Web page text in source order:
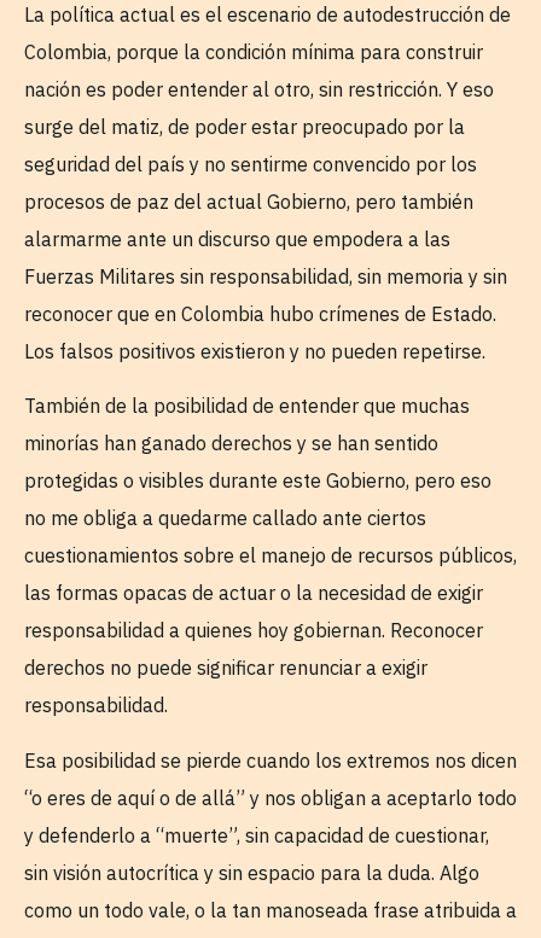
La política actual es el escenario de autodestrucción de
Colombia, porque la condición mínima para construir
nación es poder entender al otro, sin restricción. Y eso
surge del matiz, de poder estar preocupado por la
seguridad del país y no sentirme convencido por los
procesos de paz del actual Gobierno, pero también
alarmarme ante un discurso que empodera a las
Fuerzas Militares sin responsabilidad, sin memoria y sin
reconocer que en Colombia hubo crímenes de Estado.
Los falsos positivos existieron y no pueden repetirse.
También de la posibilidad de entender que muchas
minorías han ganado derechos y se han sentido
protegidas o visibles durante este Gobierno, pero eso
no me obliga a quedarme callado ante ciertos
cuestionamientos sobre el manejo de recursos públicos,
las formas opacas de actuar o la necesidad de exigir
responsabilidad a quienes hoy gobiernan. Reconocer
derechos no puede significar renunciar a exigir
responsabilidad.
Esa posibilidad se pierde cuando los extremos nos dicen
“o eres de aquí o de allá” y nos obligan a aceptarlo todo
y defenderlo a “muerte”, sin capacidad de cuestionar,
sin visión autocrítica y sin espacio para la duda. Algo
como un todo vale, o la tan manoseada frase atribuida a